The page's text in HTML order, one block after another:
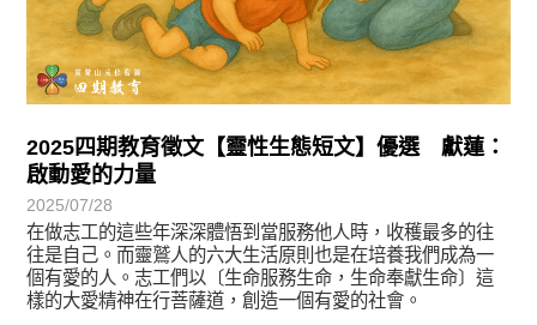
2025四期教育徵文【靈性生態短文】優選 獻蓮：
啟動愛的力量
2025/07/28
在做志工的這些年深深體悟到當服務他人時，收穫最多的往
往是自己。而靈鷲人的六大生活原則也是在培養我們成為一
個有愛的人。志工們以〔生命服務生命，生命奉獻生命〕這
樣的大愛精神在行菩薩道，創造一個有愛的社會。